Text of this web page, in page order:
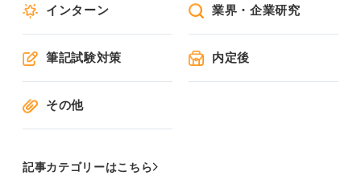
インターン 業界・企業研究
筆記試験対策 内定後
その他
記事カテゴリーはこちら